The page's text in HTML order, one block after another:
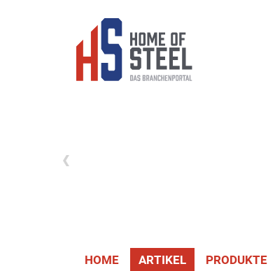
HOME ARTIKEL